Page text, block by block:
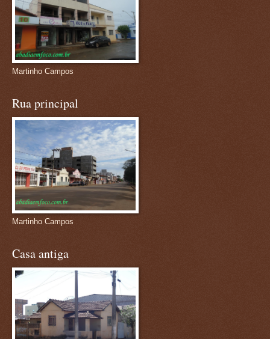
Martinho Campos
Rua principal
Martinho Campos
Casa antiga